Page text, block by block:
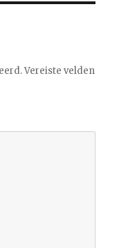
Vereiste velden